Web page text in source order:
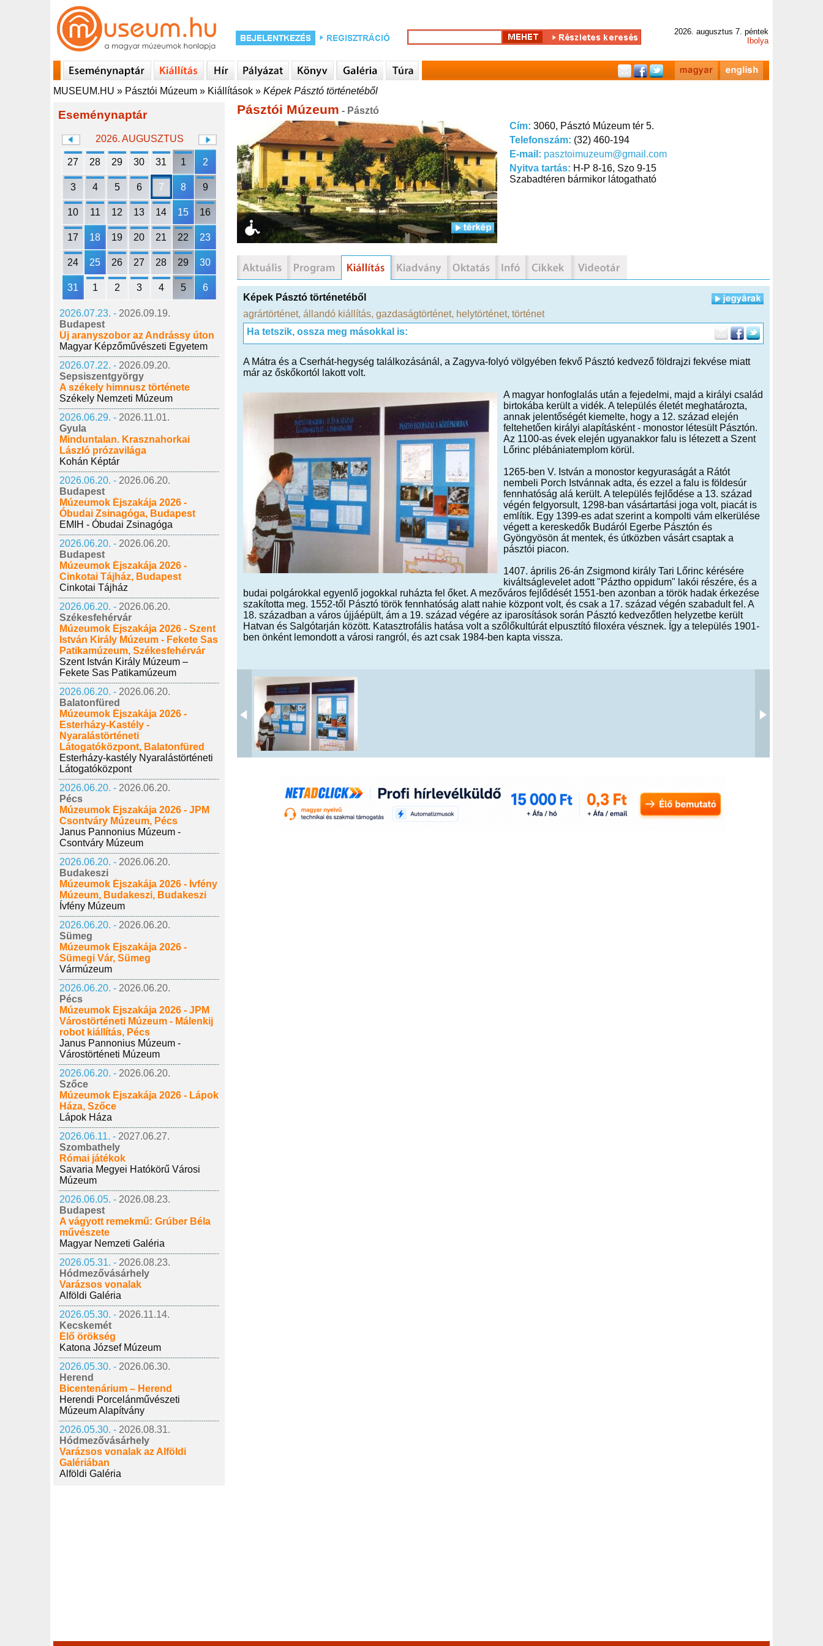
2026. augusztus 7. péntek
Ibolya
MUSEUM.HU » Pásztói Múzeum » Kiállítások » Képek Pásztó történetéből
Eseménynaptár
2026. AUGUSZTUS
27 28 29 30 31 1 2
3 4 5 6 7 8 9
10 11 12 13 14 15 16
17 18 19 20 21 22 23
24 25 26 27 28 29 30
31 1 2 3 4 5 6
2026.07.23. - 2026.09.19.
Budapest
Új aranyszobor az Andrássy úton
Magyar Képzőművészeti Egyetem
2026.07.22. - 2026.09.20.
Sepsiszentgyörgy
A székely himnusz története
Székely Nemzeti Múzeum
2026.06.29. - 2026.11.01.
Gyula
Minduntalan. Krasznahorkai
László prózavilága
Kohán Képtár
2026.06.20. - 2026.06.20.
Budapest
Múzeumok Éjszakája 2026 -
Óbudai Zsinagóga, Budapest
EMIH - Óbudai Zsinagóga
2026.06.20. - 2026.06.20.
Budapest
Múzeumok Éjszakája 2026 -
Cinkotai Tájház, Budapest
Cinkotai Tájház
2026.06.20. - 2026.06.20.
Székesfehérvár
Múzeumok Éjszakája 2026 - Szent
István Király Múzeum - Fekete Sas
Patikamúzeum, Székesfehérvár
Szent István Király Múzeum –
Fekete Sas Patikamúzeum
2026.06.20. - 2026.06.20.
Balatonfüred
Múzeumok Éjszakája 2026 -
Esterházy-Kastély -
Nyaralástörténeti
Látogatóközpont, Balatonfüred
Esterházy-kastély Nyaralástörténeti
Látogatóközpont
2026.06.20. - 2026.06.20.
Pécs
Múzeumok Éjszakája 2026 - JPM
Csontváry Múzeum, Pécs
Janus Pannonius Múzeum -
Csontváry Múzeum
2026.06.20. - 2026.06.20.
Budakeszi
Múzeumok Éjszakája 2026 - Ívfény
Múzeum, Budakeszi, Budakeszi
Ívfény Múzeum
2026.06.20. - 2026.06.20.
Sümeg
Múzeumok Éjszakája 2026 -
Sümegi Vár, Sümeg
Vármúzeum
2026.06.20. - 2026.06.20.
Pécs
Múzeumok Éjszakája 2026 - JPM
Várostörténeti Múzeum - Málenkij
robot kiállítás, Pécs
Janus Pannonius Múzeum -
Várostörténeti Múzeum
2026.06.20. - 2026.06.20.
Szőce
Múzeumok Éjszakája 2026 - Lápok
Háza, Szőce
Lápok Háza
2026.06.11. - 2027.06.27.
Szombathely
Római játékok
Savaria Megyei Hatókörű Városi
Múzeum
2026.06.05. - 2026.08.23.
Budapest
A vágyott remekmű: Grúber Béla
művészete
Magyar Nemzeti Galéria
2026.05.31. - 2026.08.23.
Hódmezővásárhely
Varázsos vonalak
Alföldi Galéria
2026.05.30. - 2026.11.14.
Kecskemét
Élő örökség
Katona József Múzeum
2026.05.30. - 2026.06.30.
Herend
Bicentenárium – Herend
Herendi Porcelánművészeti
Múzeum Alapítvány
2026.05.30. - 2026.08.31.
Hódmezővásárhely
Varázsos vonalak az Alföldi
Galériában
Alföldi Galéria
Pásztói Múzeum - Pásztó
Cím: 3060, Pásztó Múzeum tér 5.
Telefonszám: (32) 460-194
E-mail: pasztoimuzeum@gmail.com
Nyitva tartás: H-P 8-16, Szo 9-15
Szabadtéren bármikor látogatható
Képek Pásztó történetéből
agrártörténet, állandó kiállítás, gazdaságtörténet, helytörténet, történet
Ha tetszik, ossza meg másokkal is:
A Mátra és a Cserhát-hegység találkozásánál, a Zagyva-folyó völgyében fekvő Pásztó kedvező földrajzi fekvése miatt
már az őskőkortól lakott volt.
A magyar honfoglalás után a fejedelmi, majd a királyi család
birtokába került a vidék. A település életét meghatározta,
annak jelentőségét kiemelte, hogy a 12. század elején
feltehetően királyi alapításként - monostor létesült Pásztón.
Az 1100-as évek elején ugyanakkor falu is létezett a Szent
Lőrinc plébániatemplom körül.
1265-ben V. István a monostor kegyuraságát a Rátót
nembeli Porch Istvánnak adta, és ezzel a falu is földesúr
fennhatóság alá került. A település fejlődése a 13. század
végén felgyorsult, 1298-ban vásártartási joga volt, piacát is
említik. Egy 1399-es adat szerint a kompolti vám elkerülése
végett a kereskedők Budáról Egerbe Pásztón és
Gyöngyösön át mentek, és útközben vásárt csaptak a
pásztói piacon.
1407. április 26-án Zsigmond király Tari Lőrinc kérésére
kiváltságlevelet adott "Páztho oppidum" lakói részére, és a
budai polgárokkal egyenlő jogokkal ruházta fel őket. A mezőváros fejlődését 1551-ben azonban a török hadak érkezése
szakította meg. 1552-től Pásztó török fennhatóság alatt nahie központ volt, és csak a 17. század végén szabadult fel. A
18. században a város újjáépült, ám a 19. század végére az iparosítások során Pásztó kedvezőtlen helyzetbe került
Hatvan és Salgótarján között. Katasztrofális hatása volt a szőlőkultúrát elpusztító filoxéra vésznek. Így a település 1901-
ben önként lemondott a városi rangról, és azt csak 1984-ben kapta vissza.